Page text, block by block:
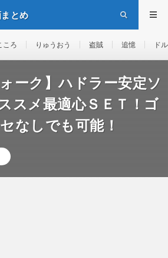
とめ
ころ りゅうおう 盗賊 追憶 ド
ーク】ハドラー安定ソ
スメ最適心ＳＥＴ！ゴ
なしでも可能！